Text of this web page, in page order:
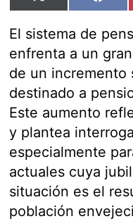
en
(Twitter) en
El sistema de
enfrenta a un
de un incremento
destinado a
Este aumento
y plantea
especialmente
actuales cuya
situación es el
población